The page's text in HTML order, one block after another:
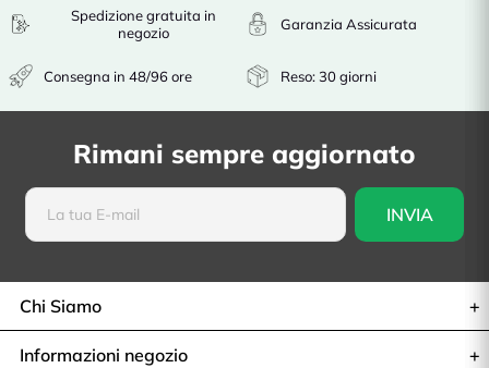
Spedizione gratuita in
negozio
Consegna in 48/96 ore
Garanzia Assicurata
Reso: 30 giorni
Rimani sempre aggiornato
Chi Siamo
Informazioni negozio